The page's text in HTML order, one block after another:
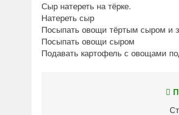
Сыр натереть на тёрке.
Натереть сыр
Посыпать овощи тёртым сыром и
Посыпать овощи сыром
Подавать картофель с овощами